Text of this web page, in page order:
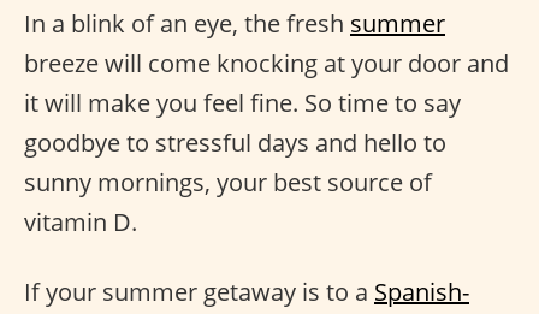
In a blink of an eye, the fresh summer
breeze will come knocking at your door and
it will make you feel fine. So time to say
goodbye to stressful days and hello to
sunny mornings, your best source of
vitamin D.
If your summer getaway is to a Spanish-